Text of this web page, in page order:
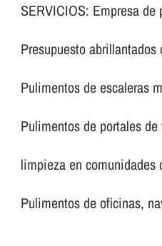
SERVICIOS: Empresa
Presupuesto
Pulimentos de escaleras
Pulimentos de portales de
limpieza en comunidades
Pulimentos de oficinas,